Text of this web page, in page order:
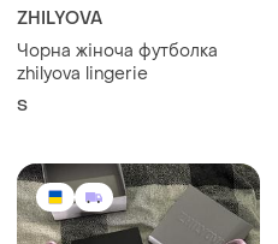
ZHILYOVA
Чорна жіноча футболка
zhilyova lingerie
S